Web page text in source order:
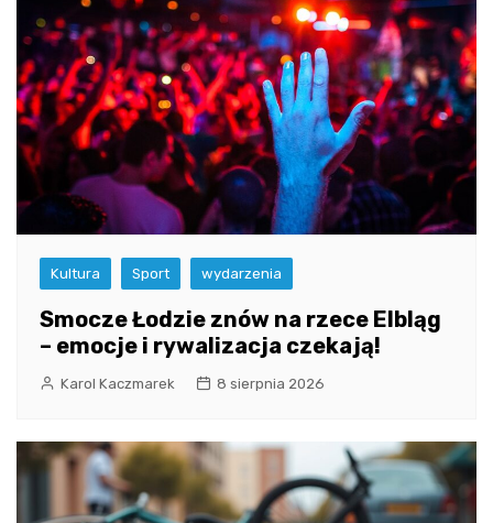
Kultura Sport wydarzenia
Smocze Łodzie znów na rzece Elbląg
– emocje i rywalizacja czekają!
Karol Kaczmarek 8 sierpnia 2026